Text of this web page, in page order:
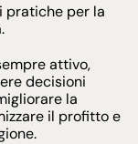
pratiche per la
attivo,
decisioni
la
il profitto e